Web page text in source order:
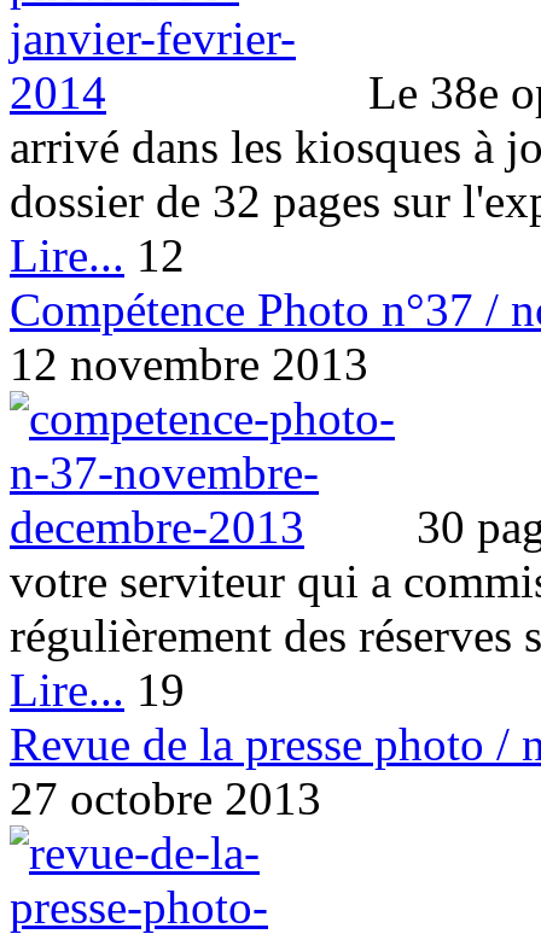
Le 38e
arrivé dans les kiosques à
dossier de 32 pages sur
Lire... 12
Compétence Photo n°37 /
12 novembre 2013
30
votre serviteur qui a
régulièrement des
Lire... 19
Revue de la presse photo /
27 octobre 2013